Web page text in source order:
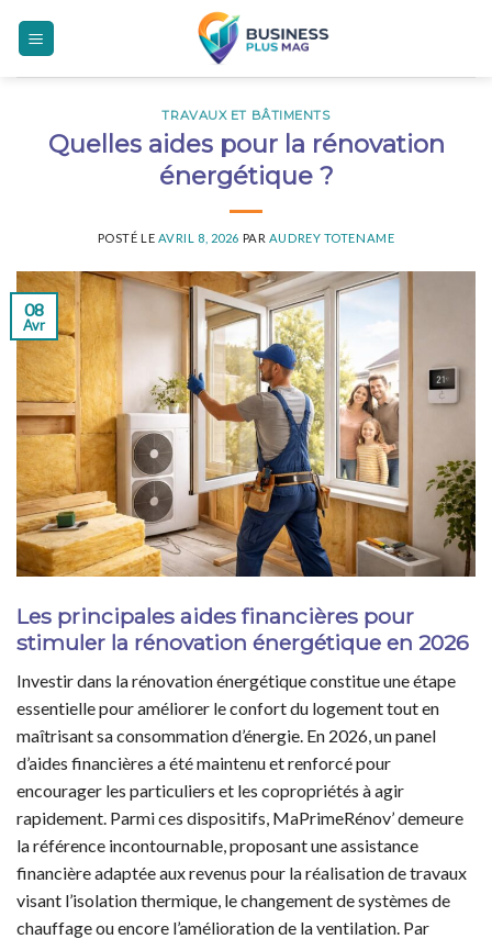
TRAVAUX ET BÂTIMENTS
Quelles aides pour la rénovation
énergétique ?
POSTÉ LE AVRIL 8, 2026 PAR AUDREY TOTENAME
08
Avr
Les principales aides financières pour
stimuler la rénovation énergétique en 2026
Investir dans la rénovation énergétique constitue une étape
essentielle pour améliorer le confort du logement tout en
maîtrisant sa consommation d’énergie. En 2026, un panel
d’aides financières a été maintenu et renforcé pour
encourager les particuliers et les copropriétés à agir
rapidement. Parmi ces dispositifs, MaPrimeRénov’ demeure
la référence incontournable, proposant une assistance
financière adaptée aux revenus pour la réalisation de travaux
visant l’isolation thermique, le changement de systèmes de
chauffage ou encore l’amélioration de la ventilation. Par